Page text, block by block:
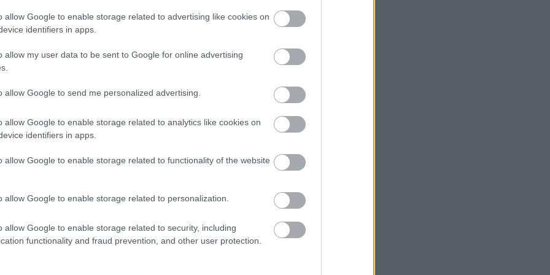
allow Google to enable storage related to advertising like cookies on
identifiers in apps.
allow my user data to be sent to Google for online advertising
allow Google to send me personalized advertising.
allow Google to enable storage related to analytics like cookies on
identifiers in apps.
allow Google to enable storage related to functionality of the website
allow Google to enable storage related to personalization.
allow Google to enable storage related to security, including
functionality and fraud prevention, and other user protection.
Ευρώπη
Οι καλύτερες χριστουγεννιάτικες αγορές στην Ευρώπη
για να επισκεφτείτε το 2023
οργανώσετε μια ταξίδι...